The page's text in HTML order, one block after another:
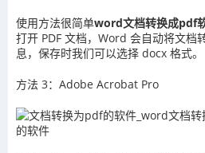
使用方法很简单word文档转换成pdf
打开 PDF 文档，Word 会自动将文档
息，保存时我们可以选择 docx 格式。
方法 3：Adobe Acrobat Pro